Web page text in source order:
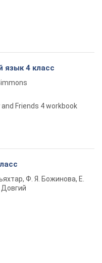
язык 4 класс
and Friends 4 workbook
Ф. Я. Божинова, Е.